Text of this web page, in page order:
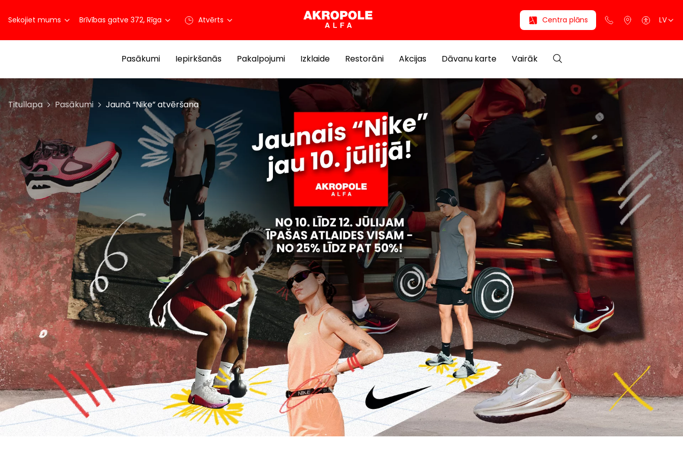
Sekojiet mums Brīvības gatve 372, Rīga Atvērts Centra plāns LV
Pasākumi Iepirkšanās Pakalpojumi Izklaide Restorāni Akcijas Dāvanu karte Vairāk
Titullapa Pasākumi Jaunā “Nike” atvēršana